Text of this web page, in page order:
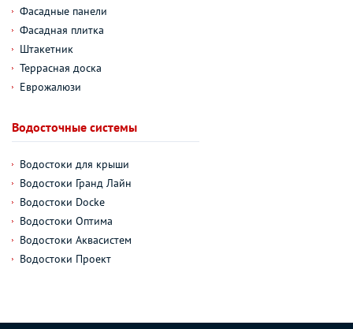
Фасадные панели
Фасадная плитка
Штакетник
Террасная доска
Еврожалюзи
Водосточные системы
Водостоки для крыши
Водостоки Гранд Лайн
Водостоки Docke
Водостоки Оптима
Водостоки Аквасистем
Водостоки Проект